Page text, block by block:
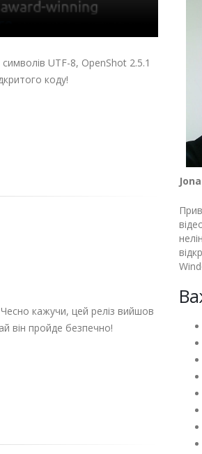
UTF-8, OpenShot 2.5.1
коду!
кажучи, цей реліз вийшов
він пройде безпечно!